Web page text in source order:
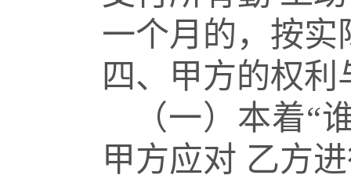
一个月的，按实
四、甲方的权利
（一）本着“
甲方应对 乙方